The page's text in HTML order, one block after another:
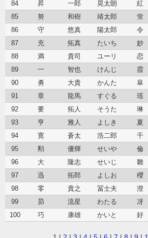
84
昇 一郎 晃太朗 紅
85
努 和樹 靖太郎 蛍
86
守 悠真 陽太郎 令
87
充 拓真 たいち 妙
88
満 貴司 ユーリ 恋
89
一 智也 けんじ 霞
90
勇 大貴 かんた 皐
91
章 龍馬 すぐる 瑶
92
要 拓人 そうた 琳
93
亨 雅人 よしき 夏
94
寛 蒼太 浩二郎 千
95
勲 優輝 せいや 倫
96
大 隆志 せいじ 雛
97
迅 拓郎 よしお 櫻
98
零 貴之 冨士夫 澄
99
昴 流星 わたる 冴
100
巧 康雄 かいと 好